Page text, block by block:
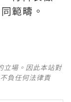
範疇。
立場。因此本站對
負任何法律責